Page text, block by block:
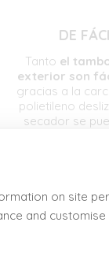
DE
Tanto el
exterior son
gracias a la
polietileno
secador se
on site
and